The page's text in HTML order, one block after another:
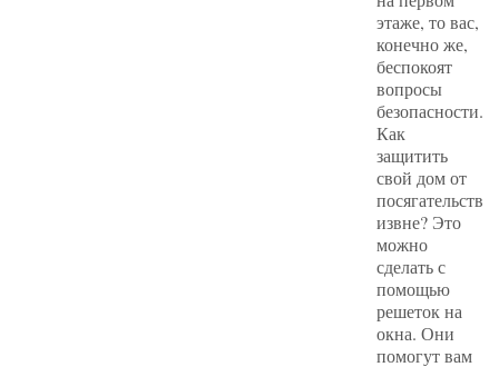
этаже, то вас,
конечно же,
беспокоят
вопросы
безопасности.
Как
защитить
свой дом от
посягательств
извне? Это
можно
сделать с
помощью
решеток на
окна. Они
помогут вам